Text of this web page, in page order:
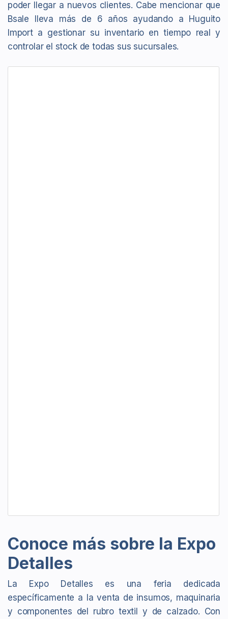
poder llegar a nuevos clientes. Cabe mencionar que
Bsale lleva más de 6 años ayudando a Huguito
Import a gestionar su inventario en tiempo real y
controlar el stock de todas sus sucursales.
Conoce más sobre la Expo
Detalles
La Expo Detalles es una feria dedicada
específicamente a la venta de insumos, maquinaria
y componentes del rubro textil y de calzado. Con